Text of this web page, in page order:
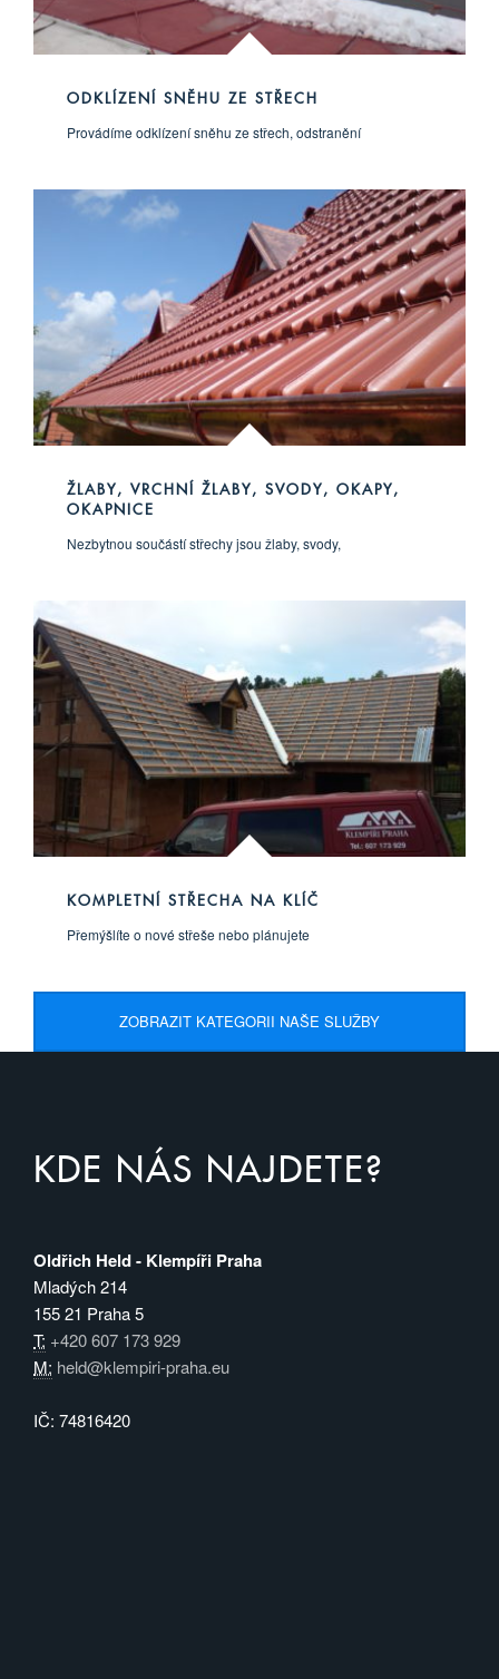
ODKLÍZENÍ SNĚHU ZE STŘECH
Provádíme odklízení sněhu ze střech, odstranění
ŽLABY, VRCHNÍ ŽLABY, SVODY, OKAPY,
OKAPNICE
Nezbytnou součástí střechy jsou žlaby, svody,
KOMPLETNÍ STŘECHA NA KLÍČ
Přemýšlíte o nové střeše nebo plánujete
ZOBRAZIT KATEGORII NAŠE SLUŽBY
KDE NÁS NAJDETE?
Oldřich Held - Klempíři Praha
Mladých 214
155 21 Praha 5
T: +420 607 173 929
M: held@klempiri-praha.eu
IČ: 74816420